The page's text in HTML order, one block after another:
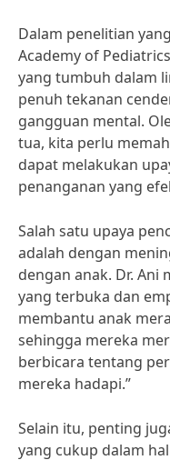
Dalam penelitian
Academy of
yang tumbuh dalam
penuh tekanan
gangguan mental.
tua, kita perlu
dapat melakukan
penanganan yang
Salah satu upaya
adalah dengan
dengan anak. Dr. Ani
yang terbuka dan
membantu anak
sehingga mereka
berbicara tentang
mereka hadapi.”
Selain itu, penting
yang cukup dalam